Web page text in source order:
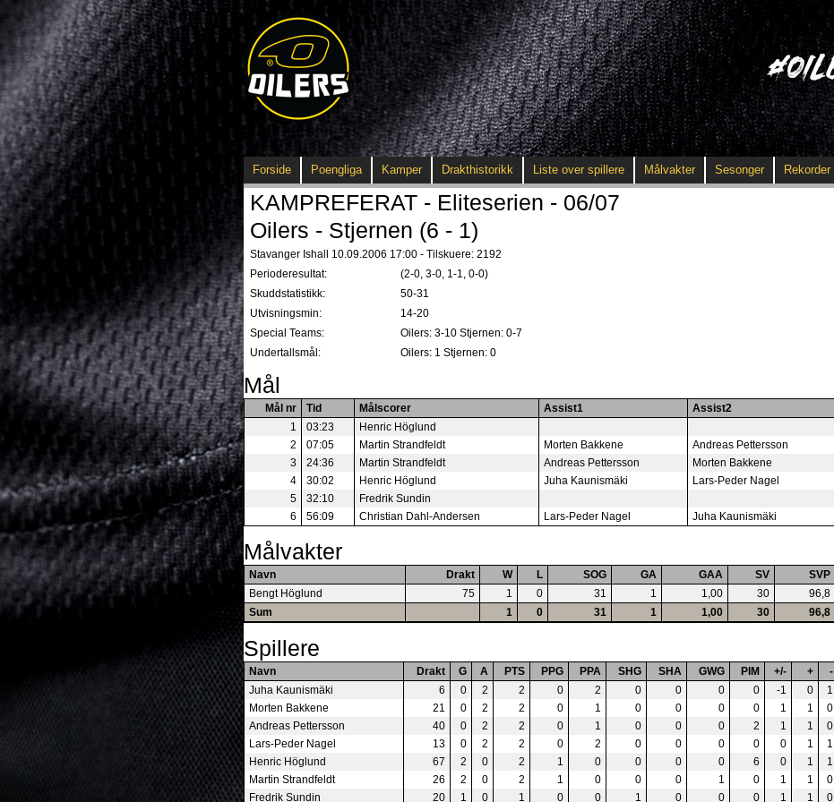
Forside Poengliga Kamper Drakthistorikk Liste over spillere Målvakter Sesonger Rekorder
KAMPREFERAT - Eliteserien - 06/07
Oilers - Stjernen (6 - 1)
Stavanger Ishall 10.09.2006 17:00 - Tilskuere: 2192
Perioderesultat:
(2-0, 3-0, 1-1, 0-0)
Skuddstatistikk:
50-31
Utvisningsmin:
14-20
Special Teams:
Oilers: 3-10 Stjernen: 0-7
Undertallsmål:
Oilers: 1 Stjernen: 0
Mål
Mål nr Tid Målscorer Assist1 Assist2
1
03:23 Henric Höglund
2
07:05 Martin Strandfeldt Morten Bakkene Andreas Pettersson
3
24:36 Martin Strandfeldt Andreas Pettersson Morten Bakkene
4
30:02 Henric Höglund Juha Kaunismäki Lars-Peder Nagel
5
32:10 Fredrik Sundin
6
56:09 Christian Dahl-Andersen Lars-Peder Nagel Juha Kaunismäki
Målvakter
Navn Drakt W L SOG GA GAA SV SVP
Bengt Höglund
75 1 0 31 1 1,00 30 96,8
Sum
1 0 31 1 1,00 30 96,8
Spillere
Navn Drakt G A PTS PPG PPA SHG SHA GWG PIM +/- + -
Juha Kaunismäki
6 0 2 2 0 2 0 0 0 0 -1 0 1
Morten Bakkene
21 0 2 2 0 1 0 0 0 0 1 1 0
Andreas Pettersson
40 0 2 2 0 1 0 0 0 2 1 1 0
Lars-Peder Nagel
13 0 2 2 0 2 0 0 0 0 0 1 1
Henric Höglund
67 2 0 2 1 0 0 0 0 6 0 1 1
Martin Strandfeldt
26 2 0 2 1 0 0 0 1 0 1 1 0
Fredrik Sundin
20 1 0 1 0 0 1 0 0 0 1 1 0